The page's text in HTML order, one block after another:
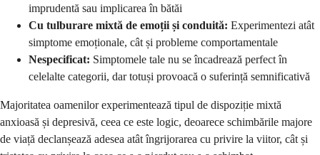
imprudentă sau implicarea în bătăi
Cu tulburare mixtă de emoții și conduită: Experimentezi atât
simptome emoționale, cât și probleme comportamentale
Nespecificat: Simptomele tale nu se încadrează perfect în
celelalte categorii, dar totuși provoacă o suferință semnificativă
Majoritatea oamenilor experimentează tipul de dispoziție mixtă
anxioasă și depresivă, ceea ce este logic, deoarece schimbările majore
de viață declanșează adesea atât îngrijorarea cu privire la viitor, cât și